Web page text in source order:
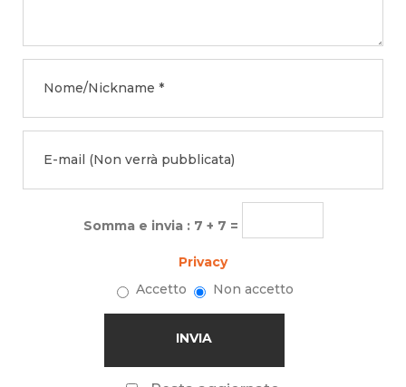
Somma e invia : 7 + 7 =
Privacy
Accetto
Non accetto